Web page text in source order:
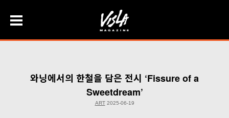
와닝에서의 한철을 담은 전시 ‘Fissure of a
Sweetdream’
ART 2025-06-19